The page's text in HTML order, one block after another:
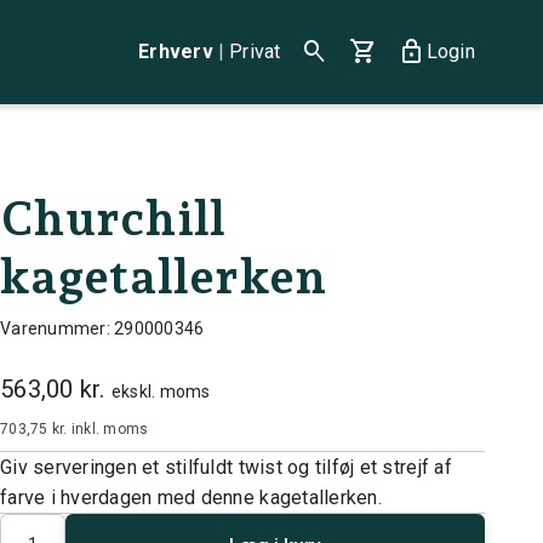
Erhverv | Privat search shopping_cart lock Login
Churchill
kagetallerken
Varenummer: 290000346
563,00 kr. ekskl. moms
703,75 kr. inkl. moms
Giv serveringen et stilfuldt twist og tilføj et strejf af
farve i hverdagen med denne kagetallerken.
Antal